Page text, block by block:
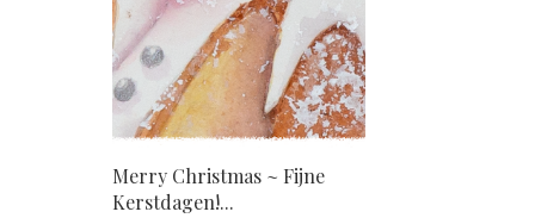
Merry Christmas ~ Fijne
Kerstdagen!...